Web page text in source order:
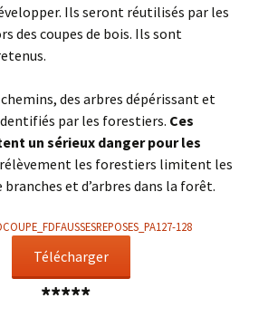
Ils seront réutilisés par les
des coupes de bois. Ils sont
des arbres dépérissant et
par les forestiers. Ces
un sérieux danger pour les
les forestiers limitent les
branches et d’arbres dans la forêt.
128
Télécharger
*****